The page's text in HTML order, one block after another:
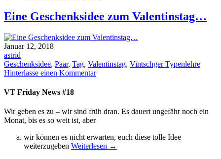
Eine Geschenksidee zum Valentinstag…
Januar 12, 2018
astrid
Geschenksidee, Paar, Tag, Valentinstag, Vintschger Typenlehre
Hinterlasse einen Kommentar
VT Friday News #18
Wir geben es zu – wir sind früh dran. Es dauert ungefähr noch ein
Monat, bis es so weit ist, aber
wir können es nicht erwarten, euch diese tolle Idee
weiterzugeben Weiterlesen →